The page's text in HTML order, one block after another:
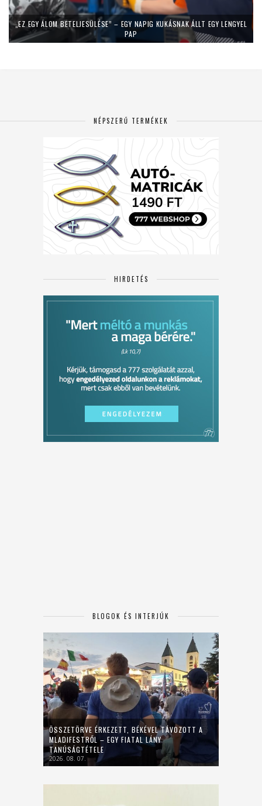
„EZ EGY ÁLOM BETELJESÜLÉSE” – EGY NAPIG KUKÁSNAK ÁLLT EGY LENGYEL
PAP
NÉPSZERŰ TERMÉKEK
HIRDETÉS
BLOGOK ÉS INTERJÚK
ÖSSZETÖRVE ÉRKEZETT, BÉKÉVEL TÁVOZOTT A
MLADIFESTRŐL – EGY FIATAL LÁNY
TANÚSÁGTÉTELE
2026. 08. 07.